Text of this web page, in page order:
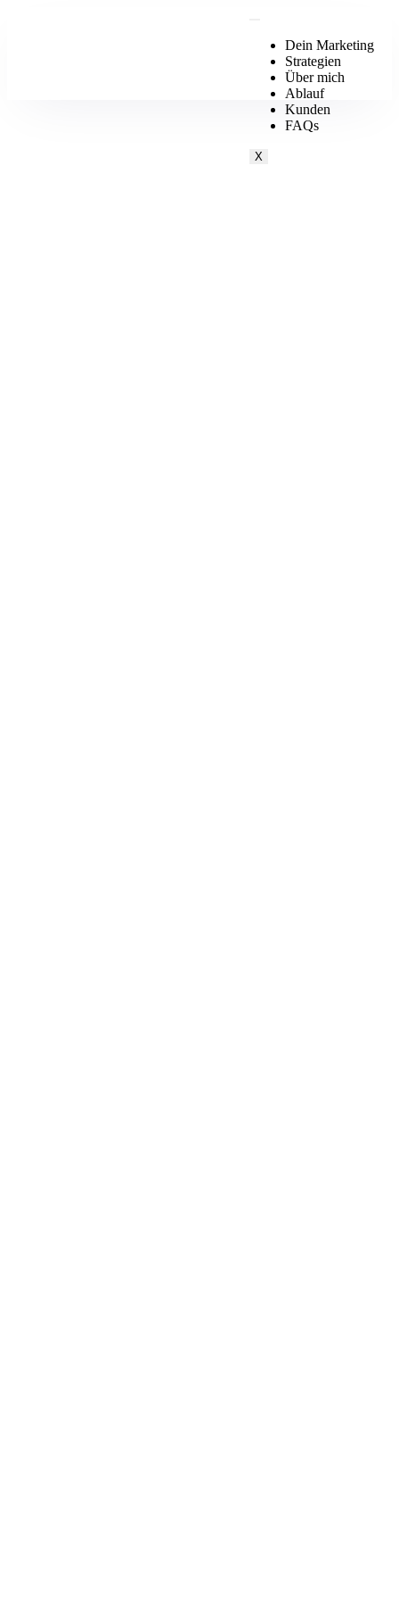
Dein Marketing
Strategien
Über mich
Ablauf
Kunden
FAQs
X